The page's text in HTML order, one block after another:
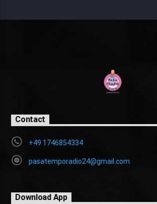
Contact
+49 1746854334
pasatemporadio24@gmail.com
Download App